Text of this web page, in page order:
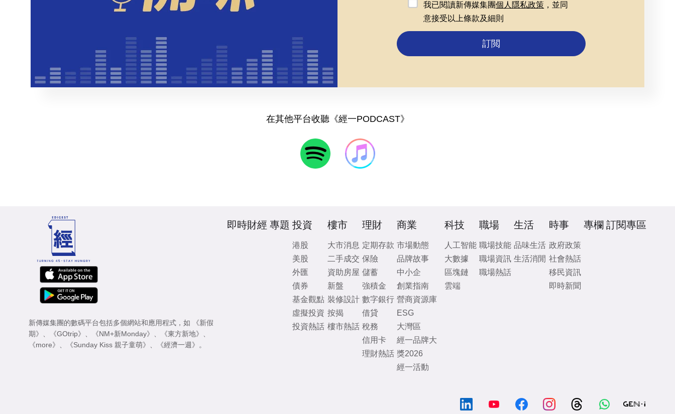
我已閱讀新傳媒集團個人隱私政策 ，並同
意接受以上條款及細則
訂閲
在其他平台收聽《經一PODCAST》
新傳媒集團的數碼平台包括多個網站和應用程式，如
《新假
期》 、 《GOtrip》 、 《NM+新Monday》 、 《東方新地》 、
《more》 、 《Sunday Kiss 親子童萌》 、 《經濟一週》 。
即時財經 專題 投資
港股
美股
外匯
債券
基金觀點
虛擬投資
投資熱話
樓市
大市消息
二手成交
資助房屋
新盤
裝修設計
按揭
樓市熱話
理財
定期存款
保險
儲蓄
強積金
數字銀行
借貸
稅務
信用卡
理財熱話
商業
市場動態
品牌故事
中小企
創業指南
營商資源庫
ESG
大灣區
經一品牌大
獎2026
經一活動
科技
人工智能
大數據
區塊鏈
雲端
職場
職場技能
職場資訊
職場熱話
生活
品味生活
生活消閒
時事
政府政策
社會熱話
移民資訊
即時新聞
專欄 訂閱專區